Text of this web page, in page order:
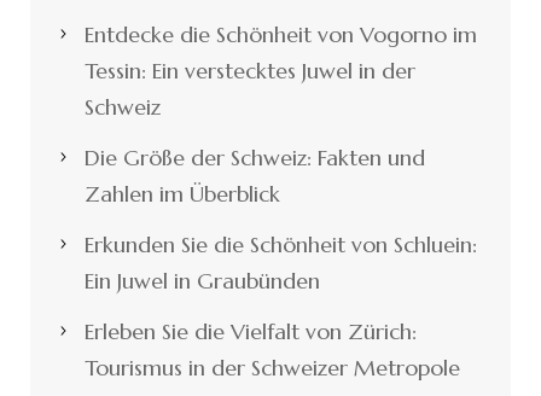
Entdecke die Schönheit von Vogorno im
Tessin: Ein verstecktes Juwel in der
Schweiz
Die Größe der Schweiz: Fakten und
Zahlen im Überblick
Erkunden Sie die Schönheit von Schluein:
Ein Juwel in Graubünden
Erleben Sie die Vielfalt von Zürich:
Tourismus in der Schweizer Metropole